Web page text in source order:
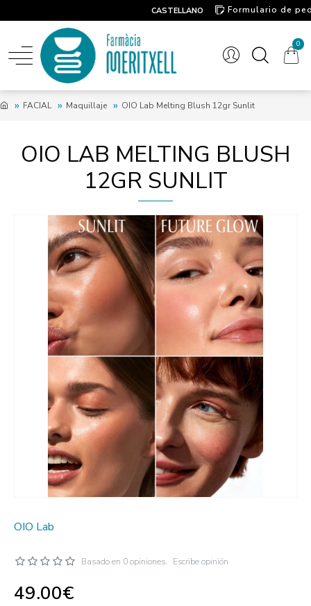
CASTELLANO
Formulario de
0
FACIAL Maquillaje OIO Lab Melting Blush 12gr Sunlit
OIO LAB MELTING BLUSH
12GR SUNLIT
OIO Lab
Basado en 0 opiniones. Escribe opinión
49.00€